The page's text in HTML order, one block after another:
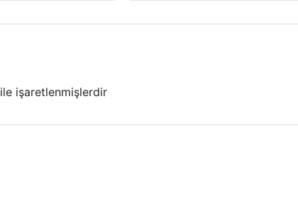
ile işaretlenmişlerdir